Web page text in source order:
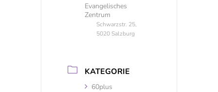
Evangelisches
Zentrum
Schwarzstr. 25,
5020 Salzburg
KATEGORIE
60plus